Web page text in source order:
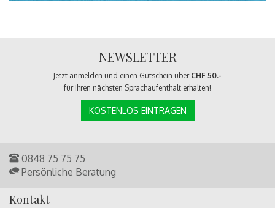
NEWSLETTER
Jetzt anmelden und einen Gutschein über CHF 50.-
für Ihren nächsten Sprachaufenthalt erhalten!
KOSTENLOS EINTRAGEN
0848 75 75 75
Persönliche Beratung
Kontakt